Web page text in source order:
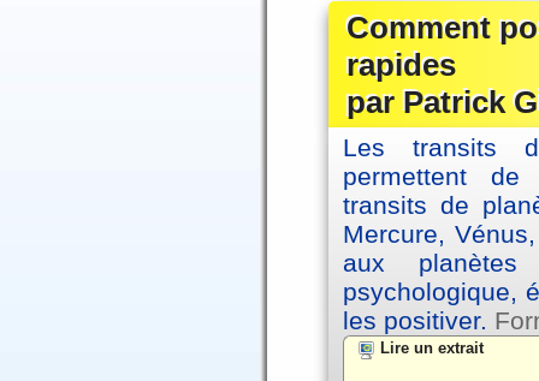
Comment
rapides
par Patrick
Les transits
permettent de
transits de
Mercure,
aux
psychologique,
les positiver.
Lire un extrait